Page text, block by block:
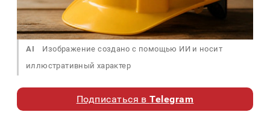
AI
Изображение создано с помощью ИИ и носит
иллюстративный характер
Подписаться вTelegram